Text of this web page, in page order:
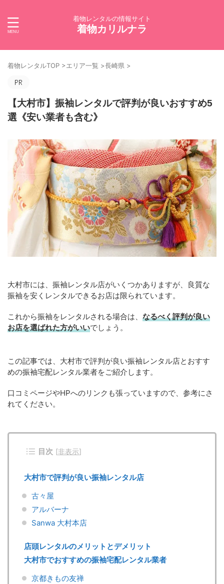
着物レンタルの情報サイト
着物カリルナラ
着物レンタルTOP >エリア一覧 >長崎県 >
【大村市】振袖レンタルで評判が良いおすすめ5
選《安い業者も含む》
大村市には、振袖レンタル店がいくつかありますが、良質な
振袖を安くレンタルできるお店は限られています。
これから振袖をレンタルされる場合は、 なるべく評判が良い
お店を選ばれた方がいいでしょう。
この記事では、大村市で評判が良い振袖レンタル店とおすす
めの振袖宅配レンタル業者をご紹介します。
口コミページやHPへのリンクも張っていますので、参考にさ
れてください。
目次 [非表示]
大村市で評判が良い振袖レンタル店
古々屋
アルバーナ
Sanwa 大村本店
店頭レンタルのメリットとデメリット
大村市でおすすめの振袖宅配レンタル業者
京都きもの友禅